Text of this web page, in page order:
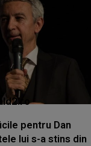
pentru Dan
lui s-a stins din